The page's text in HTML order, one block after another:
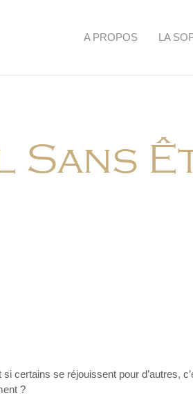
A PROPOS LA
Sans
certains se réjouissent pour d’autres,
?